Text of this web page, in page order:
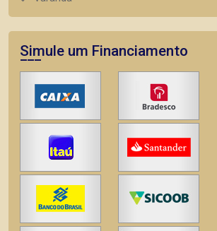
Simule um Financiamento